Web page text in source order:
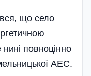
що село
повноцінно
АЕС.